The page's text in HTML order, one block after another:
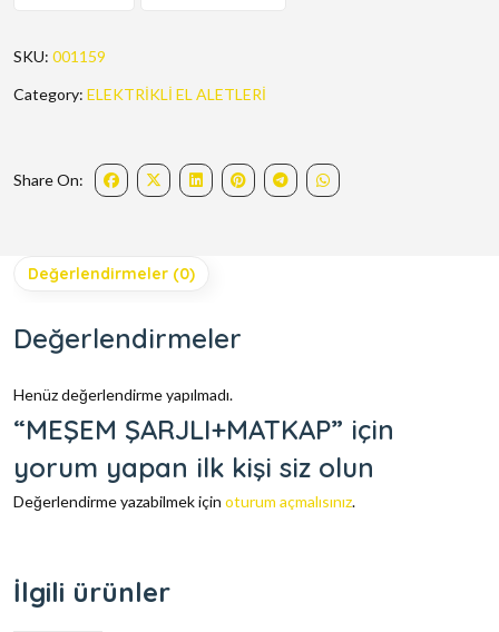
SKU: 001159
Category: ELEKTRİKLİ EL ALETLERİ
Share On:
Değerlendirmeler (0)
Değerlendirmeler
Henüz değerlendirme yapılmadı.
“MEŞEM ŞARJLI+MATKAP” için
yorum yapan ilk kişi siz olun
Değerlendirme yazabilmek için oturum açmalısınız.
İlgili ürünler